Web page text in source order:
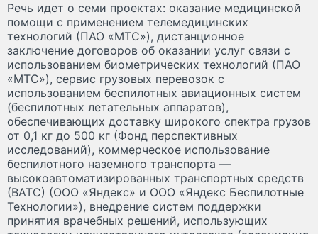
Речь идет о семи проектах: оказание медицинской
помощи с применением телемедицинских
технологий (ПАО «МТС»), дистанционное
заключение договоров об оказании услуг связи с
использованием биометрических технологий (ПАО
«МТС»), сервис грузовых перевозок с
использованием беспилотных авиационных систем
(беспилотных летательных аппаратов),
обеспечивающих доставку широкого спектра грузов
от 0,1 кг до 500 кг (Фонд перспективных
исследований), коммерческое использование
беспилотного наземного транспорта —
высокоавтоматизированных транспортных средств
(ВАТС) (ООО «Яндекс» и ООО «Яндекс Беспилотные
Технологии»), внедрение систем поддержки
принятия врачебных решений, использующих